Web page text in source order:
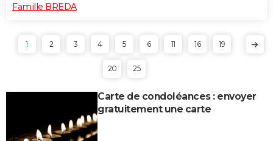
Famille BREDA
1 2 3 4 5 6 11 16 19
20 25
Carte de condoléances : envoyer
gratuitement une carte